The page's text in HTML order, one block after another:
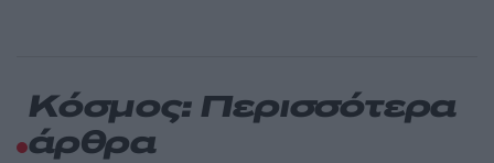
Κόσμος: Περισσότερα
άρθρα